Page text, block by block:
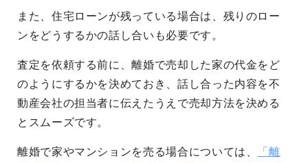
また、住宅ローンが残っている場合は、残りのロー
ンをどうするかの話し合いも必要です。
査定を依頼する前に、離婚で売却した家の代金をど
のようにするかを決めておき、話し合った内容を不
動産会社の担当者に伝えたうえで売却方法を決める
とスムーズです。
離婚で家やマンションを売る場合については、
「離